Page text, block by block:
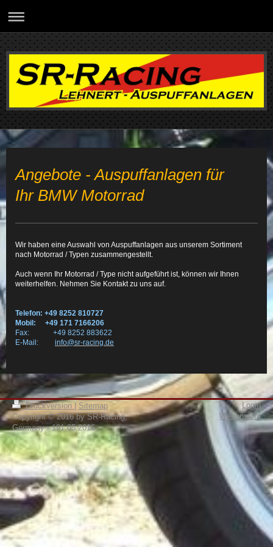
Angebote - Auspuffanlagen für
Ihr BMW Motorrad
Wir haben eine Auswahl von Auspuffanlagen aus unserem Sortiment
nach Motorrad / Typen zusammengestellt.
Auch wenn Ihr Motorrad / Type nicht aufgeführt ist, können wir Ihnen
weiterhelfen. Nehmen Sie Kontakt zu uns auf.
Telefon: +49 8252 810727
Mobil: +49 171 7166206
Fax: +49 8252 883622
E-Mail: info@sr-racing.de
Druckversion
Sitemap
Copyright © 2016 by SR-Racing,
Germany - 191.05.2016
Login
Webansicht